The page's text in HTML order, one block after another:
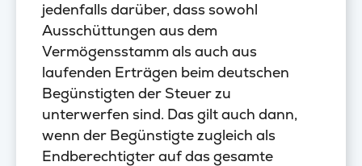
jedenfalls darüber, dass sowohl
Ausschüttungen aus dem
Vermögensstamm als auch aus
laufenden Erträgen beim deutschen
Begünstigten der Steuer zu
unterwerfen sind. Das gilt auch dann,
wenn der Begünstigte zugleich als
Endberechtigter auf das gesamte